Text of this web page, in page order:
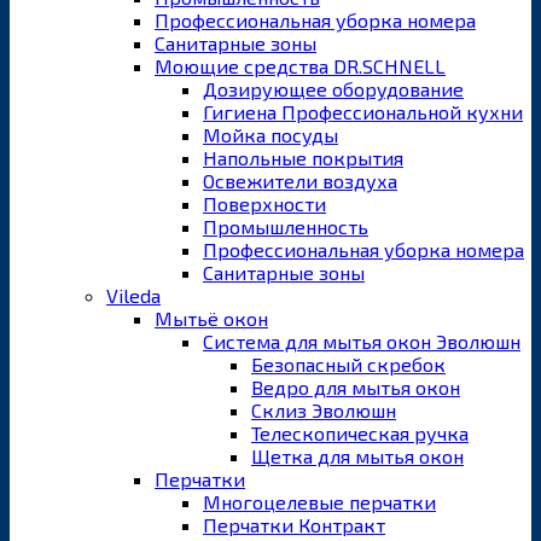
Профессиональная уборка номера
Санитарные зоны
Моющие средства DR.SCHNELL
Дозирующее оборудование
Гигиена Профессиональной кухни
Мойка посуды
Напольные покрытия
Освежители воздуха
Поверхности
Промышленность
Профессиональная уборка номера
Санитарные зоны
Vileda
Мытьё окон
Система для мытья окон Эволюшн
Безопасный скребок
Ведро для мытья окон
Склиз Эволюшн
Телескопическая ручка
Щетка для мытья окон
Перчатки
Многоцелевые перчатки
Перчатки Контракт